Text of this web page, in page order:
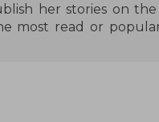
her stories on the
most read or
and